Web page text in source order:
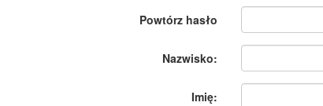
Powtórz hasło
Nazwisko:
Imię: